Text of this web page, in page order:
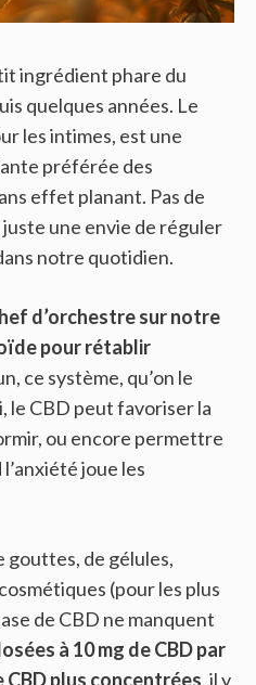
ingrédient phare du
quelques années. Le
les intimes, est une
préférée des
effet planant. Pas de
une envie de réguler
notre quotidien.
d’orchestre sur notre
pour rétablir
ce système, qu’on le
le CBD peut favoriser la
ou encore permettre
joue les
gouttes, de gélules,
(pour les plus
de CBD ne manquent
à 10 mg de CBD par
CBD plus concentrées, il y